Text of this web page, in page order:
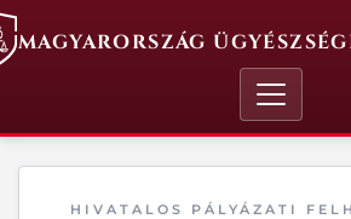
MAGYARORSZÁG
HIVATALOS PÁLYÁZATI